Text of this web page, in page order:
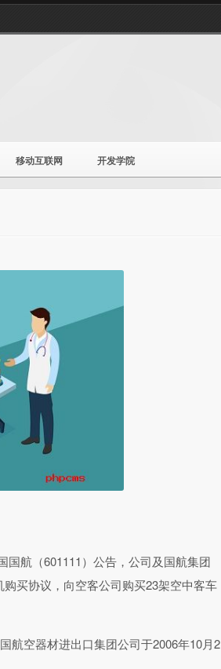
移动互联网 开发学院
航（601111）公告，公司及国航集团
买协议，向空客公司购买23架空中客车
空器材进出口集团公司于2006年10月2